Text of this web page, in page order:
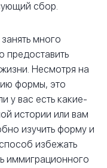
сбор.
много
предоставить
Несмотря на
формы, это
у вас есть какие-
истории или вам
изучить форму и
избежать
иммиграционного